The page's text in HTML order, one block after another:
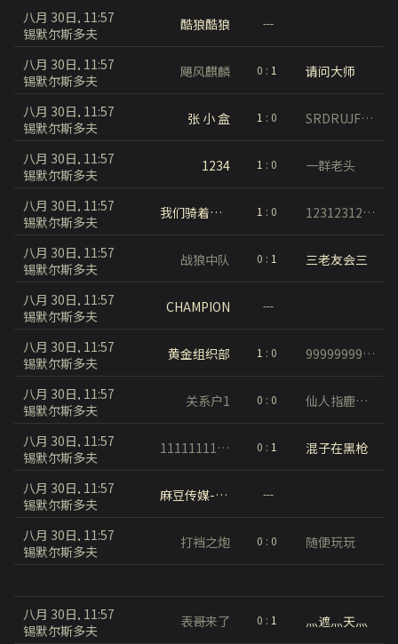
八月 30日, 11:57
锡默尔斯多夫
酷狼酷狼 ---
八月 30日, 11:57
锡默尔斯多夫
飓风麒麟 0 : 1 请问大师
八月 30日, 11:57
锡默尔斯多夫
张 小 盒 1 : 0 SRDRUJFDJFJGVKJ
八月 30日, 11:57
锡默尔斯多夫
1234 1 : 0 一群老头
八月 30日, 11:57
锡默尔斯多夫
我们骑着蜗牛找司机 1 : 0 123123123请问请问
八月 30日, 11:57
锡默尔斯多夫
战狼中队 0 : 1 三老友会三
八月 30日, 11:57
锡默尔斯多夫
CHAMPION ---
八月 30日, 11:57
锡默尔斯多夫
黄金组织部 1 : 0 9999999999999999999
八月 30日, 11:57
锡默尔斯多夫
关系户1 0 : 0 仙人指鹿为马
八月 30日, 11:57
锡默尔斯多夫
11111111111 0 : 1 混子在黑枪
八月 30日, 11:57
锡默尔斯多夫
麻豆传媒-经典再现 ---
八月 30日, 11:57
锡默尔斯多夫
打裆之炮 0 : 0 随便玩玩
八月 30日, 11:57
锡默尔斯多夫
表哥来了 0 : 1 灬遮灬天灬